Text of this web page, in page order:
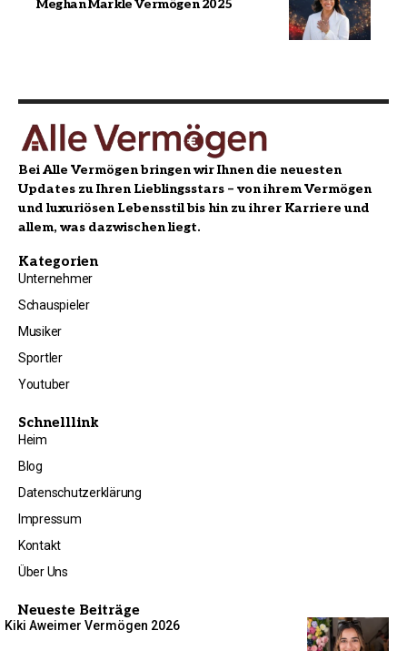
Meghan Markle Vermögen 2025
Bei Alle Vermögen bringen wir Ihnen die neuesten
Updates zu Ihren Lieblingsstars – von ihrem Vermögen
und luxuriösen Lebensstil bis hin zu ihrer Karriere und
allem, was dazwischen liegt.
Kategorien
Unternehmer
Schauspieler
Musiker
Sportler
Youtuber
Schnelllink
Heim
Blog
Datenschutzerklärung
Impressum
Kontakt
Über Uns
Neueste Beiträge
Kiki Aweimer Vermögen 2026